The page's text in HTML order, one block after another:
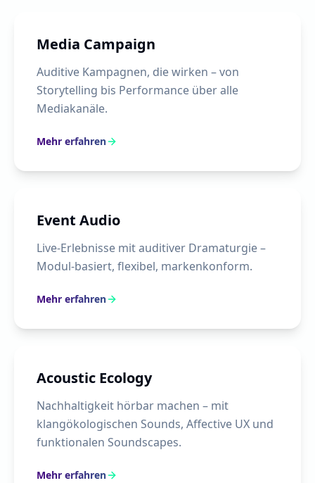
Media Campaign
Auditive Kampagnen, die wirken – von
Storytelling bis Performance über alle
Mediakanäle.
Mehr erfahren
Event Audio
Live-Erlebnisse mit auditiver Dramaturgie –
Modul-basiert, flexibel, markenkonform.
Mehr erfahren
Acoustic Ecology
Nachhaltigkeit hörbar machen – mit
klangökologischen Sounds, Affective UX und
funktionalen Soundscapes.
Mehr erfahren